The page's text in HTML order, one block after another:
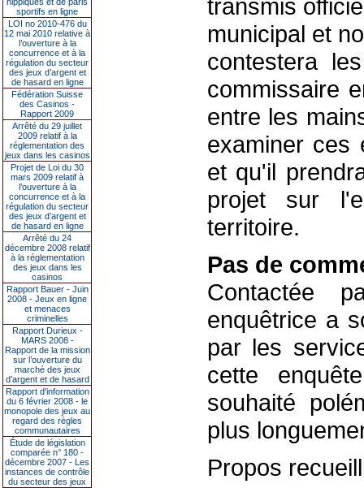
sportifs en ligne
LOI no 2010-476 du
12 mai 2010 relative à
l’ouverture à la
concurrence et à la
régulation du secteur
des jeux d’argent et
de hasard en ligne
Fédération Suisse
des Casinos -
Rapport 2009
Arrêté du 29 juillet
2009 relatif à la
réglementation des
jeux dans les casinos
Projet de Loi du 30
mars 2009 relatif à
l’ouverture à la
concurrence et à la
régulation du secteur
des jeux d’argent et
de hasard en ligne
Arrêté du 24
décembre 2008 relatif
à la réglementation
des jeux dans les
casinos
Rapport Bauer - Juin
2008 - Jeux en ligne
et menaces
criminelles
Rapport Durieux -
MARS 2008 -
Rapport de la mission
sur l’ouverture du
marché des jeux
d’argent et de hasard
Rapport d'information
du 6 février 2008 - le
monopole des jeux au
regard des règles
communautaires
Étude de législation
comparée n° 180 -
décembre 2007 - Les
instances de contrôle
du secteur des jeux
transmis
municipal et
contestera
commissaire
entre les
examiner ces
et qu'il
projet sur
territoire.
Pas de
Contactée
enquêtrice a
par les
cette
souhaité
plus
Propos